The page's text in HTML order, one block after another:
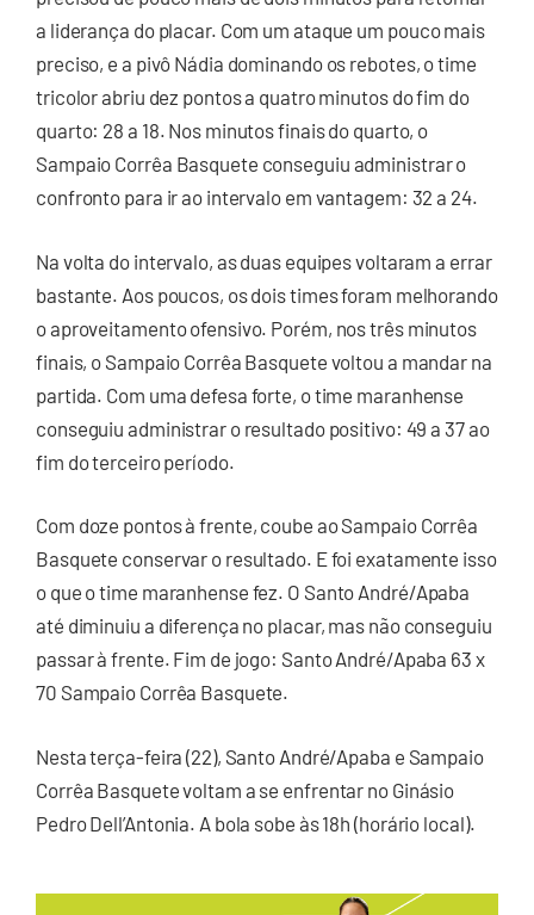
a liderança do placar. Com um ataque um pouco mais
preciso, e a pivô Nádia dominando os rebotes, o time
tricolor abriu dez pontos a quatro minutos do fim do
quarto: 28 a 18. Nos minutos finais do quarto, o
Sampaio Corrêa Basquete conseguiu administrar o
confronto para ir ao intervalo em vantagem: 32 a 24.
Na volta do intervalo, as duas equipes voltaram a errar
bastante. Aos poucos, os dois times foram melhorando
o aproveitamento ofensivo. Porém, nos três minutos
finais, o Sampaio Corrêa Basquete voltou a mandar na
partida. Com uma defesa forte, o time maranhense
conseguiu administrar o resultado positivo: 49 a 37 ao
fim do terceiro período.
Com doze pontos à frente, coube ao Sampaio Corrêa
Basquete conservar o resultado. E foi exatamente isso
o que o time maranhense fez. O Santo André/Apaba
até diminuiu a diferença no placar, mas não conseguiu
passar à frente. Fim de jogo: Santo André/Apaba 63 x
70 Sampaio Corrêa Basquete.
Nesta terça-feira (22), Santo André/Apaba e Sampaio
Corrêa Basquete voltam a se enfrentar no Ginásio
Pedro Dell’Antonia. A bola sobe às 18h (horário local).